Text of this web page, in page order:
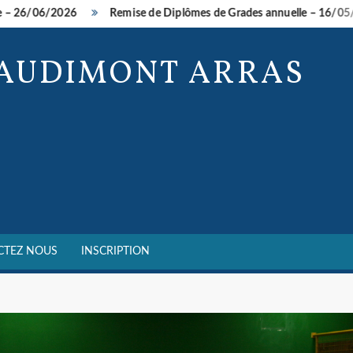
Remise de Diplômes de Grades annuelle – 16/05/2026
ARRAS
NOUS INSCRIPTION